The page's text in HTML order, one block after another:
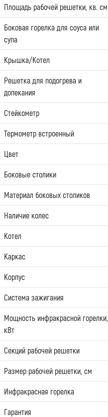
Площадь рабочей решетки, кв. см
Боковая горелка для соуса или
супа
Крышка/Котел
Решетка для подогрева и
допекания
Стейкометр
Термометр встроенный
Цвет
Боковые столики
Материал боковых столиков
Наличие колес
Котел
Каркас
Корпус
Система зажигания
Мощность инфракрасной горелки,
кВт
Секций рабочей решетки
Размер рабочей решетки, см
Инфракрасная горелка
Гарантия